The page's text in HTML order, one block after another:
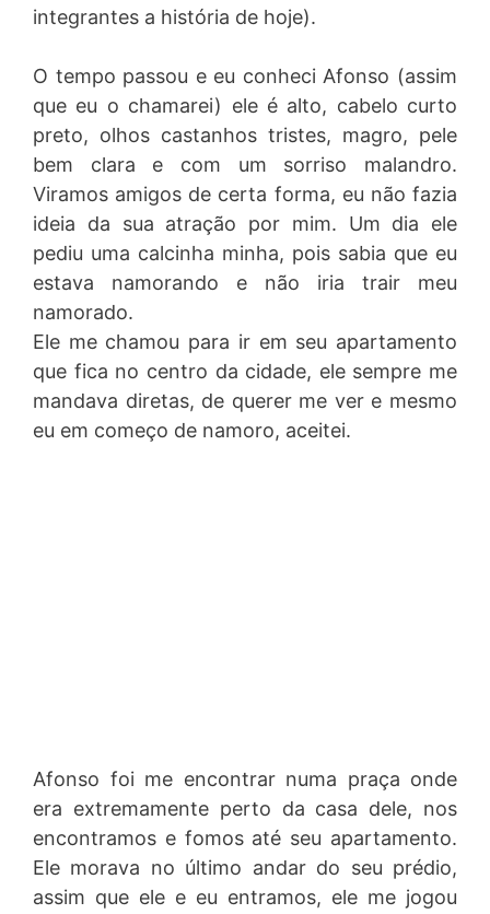
integrantes a história de hoje).
O tempo passou e eu conheci Afonso (assim
que eu o chamarei) ele é alto, cabelo curto
preto, olhos castanhos tristes, magro, pele
bem clara e com um sorriso malandro.
Viramos amigos de certa forma, eu não fazia
ideia da sua atração por mim. Um dia ele
pediu uma calcinha minha, pois sabia que eu
estava namorando e não iria trair meu
namorado.
Ele me chamou para ir em seu apartamento
que fica no centro da cidade, ele sempre me
mandava diretas, de querer me ver e mesmo
eu em começo de namoro, aceitei.
Afonso foi me encontrar numa praça onde
era extremamente perto da casa dele, nos
encontramos e fomos até seu apartamento.
Ele morava no último andar do seu prédio,
assim que ele e eu entramos, ele me jogou